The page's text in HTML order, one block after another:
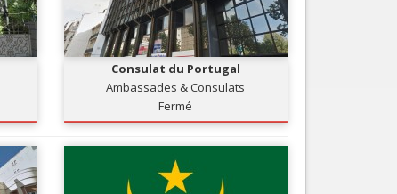
Consulat du Portugal
Ambassades & Consulats
Fermé